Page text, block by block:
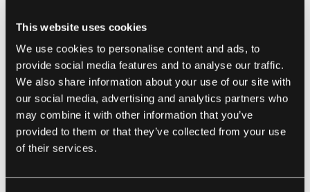
This website uses cookies
We use cookies to personalise content and ads, to
provide social media features and to analyse our traffic.
We also share information about your use of our site with
our social media, advertising and analytics partners who
may combine it with other information that you’ve
provided to them or that they’ve collected from your use
of their services.
problemów ze skalowalnością w miarę rozwoju
sieci.
Aby sprostać temu wyzwaniu, niektórzy
deweloperzy zaproponowali alternatywne
mechanizmy konsensusu, takie jak proof-of-stake
lub delegated proof-of-stake, które są bardziej